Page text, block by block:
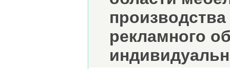
рекламного